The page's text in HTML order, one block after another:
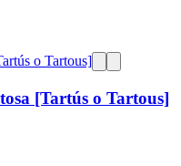
[Tartús o Tartous]